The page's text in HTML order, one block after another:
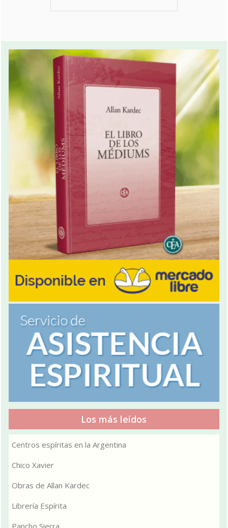
Los más leídos
Centros espíritas en la Argentina
Chico Xavier
Obras de Allan Kardec
Librería Espírita